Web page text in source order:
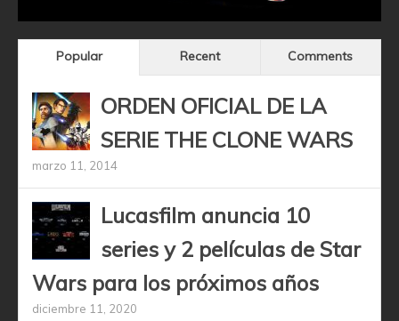
Popular Recent Comments
ORDEN OFICIAL DE LA
SERIE THE CLONE WARS
marzo 11, 2014
Lucasfilm anuncia 10
series y 2 películas de Star
Wars para los próximos años
diciembre 11, 2020